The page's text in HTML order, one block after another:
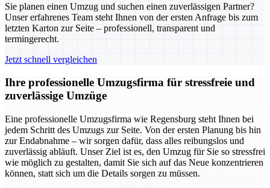
Sie planen einen Umzug und suchen einen zuverlässigen Partner?
Unser erfahrenes Team steht Ihnen von der ersten Anfrage bis zum
letzten Karton zur Seite – professionell, transparent und
termingerecht.
Jetzt schnell vergleichen
Ihre professionelle Umzugsfirma für stressfreie und
zuverlässige Umzüge
Eine professionelle Umzugsfirma wie Regensburg steht Ihnen bei
jedem Schritt des Umzugs zur Seite. Von der ersten Planung bis hin
zur Endabnahme – wir sorgen dafür, dass alles reibungslos und
zuverlässig abläuft. Unser Ziel ist es, den Umzug für Sie so stressfrei
wie möglich zu gestalten, damit Sie sich auf das Neue konzentrieren
können, statt sich um die Details sorgen zu müssen.